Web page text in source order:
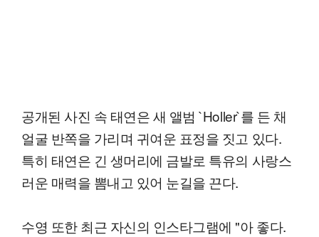
공개된 사진 속 태연은 새 앨범 `Holler`를 든 채
얼굴 반쪽을 가리며 귀여운 표정을 짓고 있다.
특히 태연은 긴 생머리에 금발로 특유의 사랑스
러운 매력을 뽐내고 있어 눈길을 끈다.
수영 또한 최근 자신의 인스타그램에 "아 좋다.